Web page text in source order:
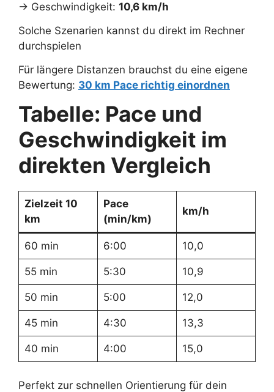
→ Geschwindigkeit: 10,6 km/h
Solche Szenarien kannst du direkt im Rechner
durchspielen
Für längere Distanzen brauchst du eine eigene
Bewertung: 30 km Pace richtig einordnen
Tabelle: Pace und
Geschwindigkeit im
direkten Vergleich
Zielzeit 10
km
Pace
(min/km)
km/h
60 min 6:00 10,0
55 min 5:30 10,9
50 min 5:00 12,0
45 min 4:30 13,3
40 min 4:00 15,0
Perfekt zur schnellen Orientierung für dein